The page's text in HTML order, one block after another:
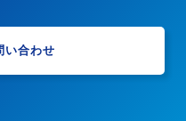
い合わせ